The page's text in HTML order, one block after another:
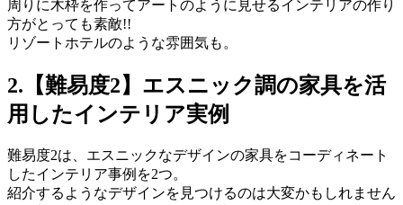
周りに木枠を作ってアートのように見せるインテリアの作り
方がとっても素敵!!
リゾートホテルのような雰囲気も。
2.【難易度2】エスニック調の家具を活
用したインテリア実例
難易度2は、エスニックなデザインの家具をコーディネート
したインテリア事例を2つ。
紹介するようなデザインを見つけるのは大変かもしれません